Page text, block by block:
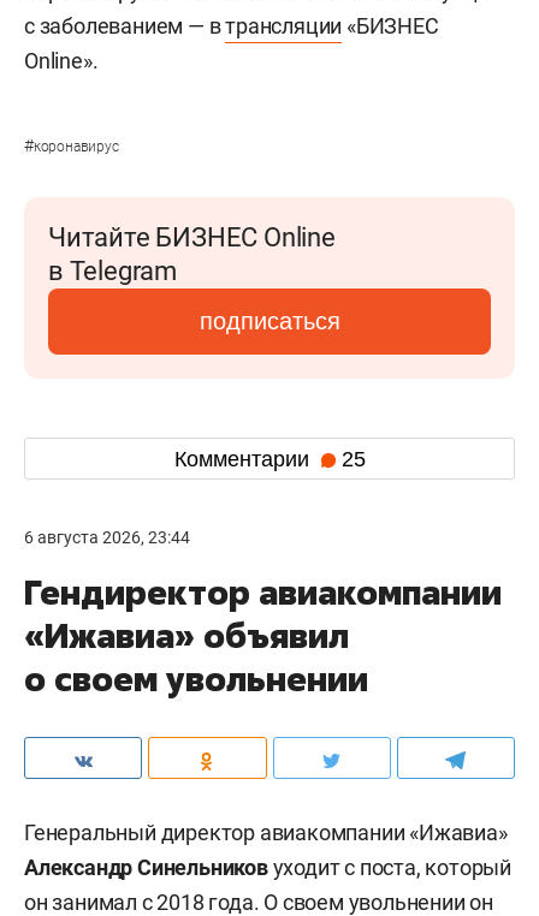
с заболеванием — втрансляции «БИЗНЕС
Online».
#коронавирус
Читайте БИЗНЕС Online
в Telegram
подписаться
Комментарии 25
6 августа 2026, 23:44
Гендиректор авиакомпании
«Ижавиа» объявил
о своем увольнении
Генеральный директор авиакомпании «Ижавиа»
Александр Синельниковуходит с поста, который
он занимал с 2018 года. О своем увольнении он